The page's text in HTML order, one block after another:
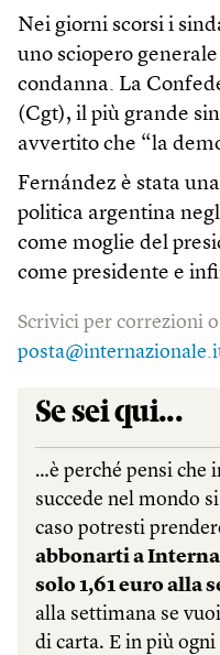
Nei giorni scorsi i
uno sciopero
condanna. La
(Cgt), il più grande
avvertito che “la
Fernández è stata
politica argentina
come moglie del
come presidente e
Scrivici per correzioni